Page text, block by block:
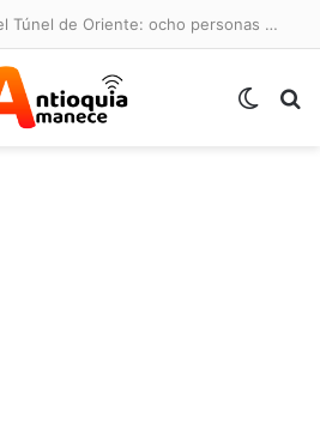
Grave accidente en el Túnel de Oriente: ocho personas lesionadas y cierre de la vía